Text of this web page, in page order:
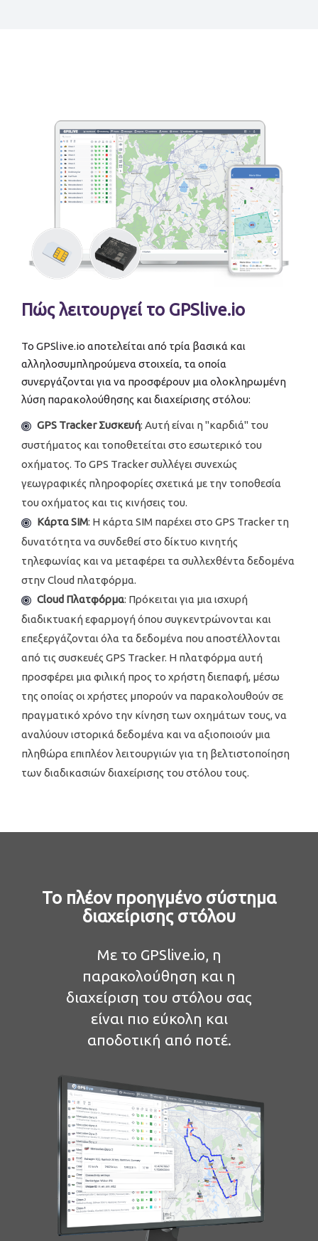
Πώς λειτουργεί το GPSlive.io
Το GPSlive.io αποτελείται από τρία βασικά και
αλληλοσυμπληρούμενα στοιχεία, τα οποία
συνεργάζονται για να προσφέρουν μια ολοκληρωμένη
λύση παρακολούθησης και διαχείρισης στόλου:
GPS Tracker Συσκευή: Αυτή είναι η "καρδιά" του
συστήματος και τοποθετείται στο εσωτερικό του
οχήματος. Το GPS Tracker συλλέγει συνεχώς
γεωγραφικές πληροφορίες σχετικά με την τοποθεσία
του οχήματος και τις κινήσεις του.
Κάρτα SIM: Η κάρτα SIM παρέχει στο GPS Tracker τη
δυνατότητα να συνδεθεί στο δίκτυο κινητής
τηλεφωνίας και να μεταφέρει τα συλλεχθέντα δεδομένα
στην Cloud πλατφόρμα.
Cloud Πλατφόρμα: Πρόκειται για μια ισχυρή
διαδικτυακή εφαρμογή όπου συγκεντρώνονται και
επεξεργάζονται όλα τα δεδομένα που αποστέλλονται
από τις συσκευές GPS Tracker. Η πλατφόρμα αυτή
προσφέρει μια φιλική προς το χρήστη διεπαφή, μέσω
της οποίας οι χρήστες μπορούν να παρακολουθούν σε
πραγματικό χρόνο την κίνηση των οχημάτων τους, να
αναλύουν ιστορικά δεδομένα και να αξιοποιούν μια
πληθώρα επιπλέον λειτουργιών για τη βελτιστοποίηση
των διαδικασιών διαχείρισης του στόλου τους.
To πλέον προηγμένο σύστημα
διαχείρισης στόλου
Με το GPSlive.io, η
παρακολούθηση και η
διαχείριση του στόλου σας
είναι πιο εύκολη και
αποδοτική από ποτέ.